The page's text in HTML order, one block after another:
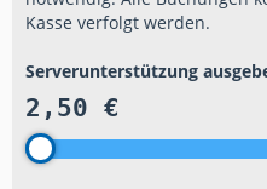
Kasse verfolgt werden.
Serverunterstützung
2,50 €